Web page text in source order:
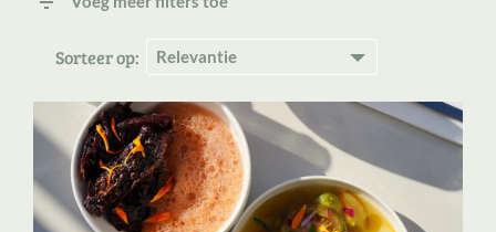
Sorteer op: